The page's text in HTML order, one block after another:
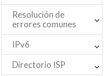
Resolución de
errores comunes
IPv6
Directorio ISP